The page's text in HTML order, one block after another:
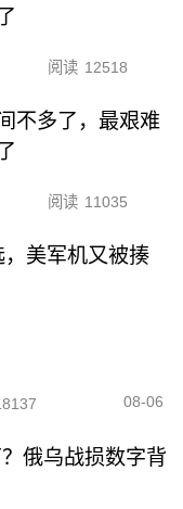
阅读 12518
不多了，最艰难
阅读 11035
美军机又被揍
08-06
俄乌战损数字背